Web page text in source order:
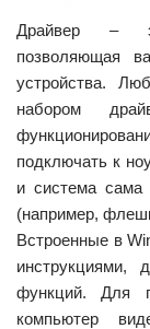
Драйвер –
позволяющая
устройства.
набором
подключать к
и система сама
(например,
Встроенные в
инструкциями,
функций. Для
компьютер